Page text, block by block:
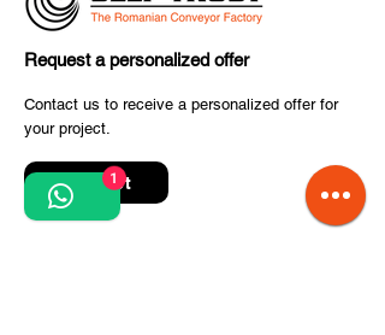
Request a personalized offer
Contact us to receive a personalized offer for
your project.
Contact
1